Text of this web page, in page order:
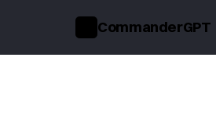
CommanderGPT